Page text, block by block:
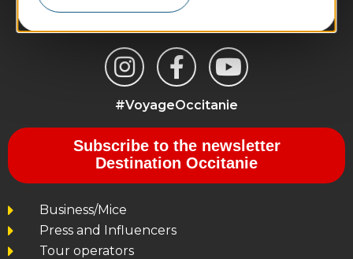
#VoyageOccitanie
Subscribe to the newsletter
Destination Occitanie
Business/Mice
Press and Influencers
Tour operators